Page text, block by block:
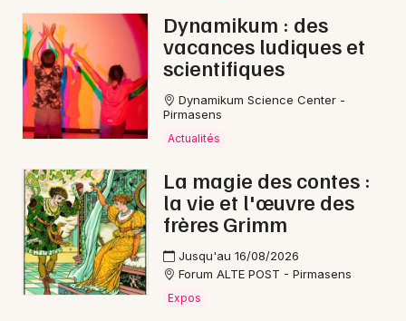
Concerts
Sports
Soirées
Sorties famille
Expos
Sorties & loisirs
Reggae dans le Bas-Rhin
Nice
Paris
Strasbourg
Toulouse
Dynamikum : des
vacances ludiques et
scientifiques
Dynamikum Science Center -
Pirmasens
Actualités
La magie des contes :
la vie et l'œuvre des
frères Grimm
Jusqu'au 16/08/2026
Forum ALTE POST - Pirmasens
Expos